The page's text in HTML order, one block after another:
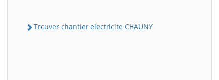
Trouver chantier electricite CHAUNY